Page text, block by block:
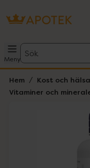
Meny
Sök
Hem Kost och hälsa
Vitaminer och
Lista: .